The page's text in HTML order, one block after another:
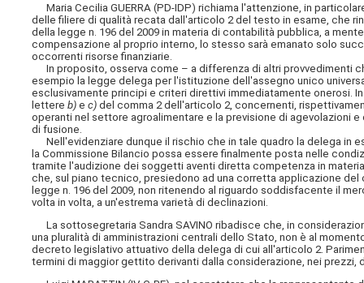
Maria Cecilia GUERRA (PD-IDP) richiama l'attenzione, in
delle filiere di qualità recata dall'articolo 2 del testo in esame, che
della legge n. 196 del 2009 in materia di contabilità pubblica, a
compensazione al proprio interno, lo stesso sarà emanato solo
occorrenti risorse finanziarie.
In proposito, osserva come – a differenza di altri provvedimenti
esempio la legge delega per l'istituzione dell'assegno unico
esclusivamente principi e criteri direttivi immediatamente onerosi.
lettereb) ec) del comma 2 dell'articolo 2, concernenti,
operanti nel settore agroalimentare e la previsione di agevolazioni
di fusione.
Nell'evidenziare dunque il rischio che in tale quadro la delega in
la Commissione Bilancio possa essere finalmente posta nelle
tramite l'audizione dei soggetti aventi diretta competenza in
che, sul piano tecnico, presiedono ad una corretta applicazione
legge n. 196 del 2009, non ritenendo al riguardo soddisfacente il
volta in volta, a un'estrema varietà di declinazioni.
La sottosegretaria Sandra SAVINO ribadisce che, in
una pluralità di amministrazioni centrali dello Stato, non è al
decreto legislativo attuativo della delega di cui all'articolo 2.
termini di maggior gettito derivanti dalla considerazione, nei